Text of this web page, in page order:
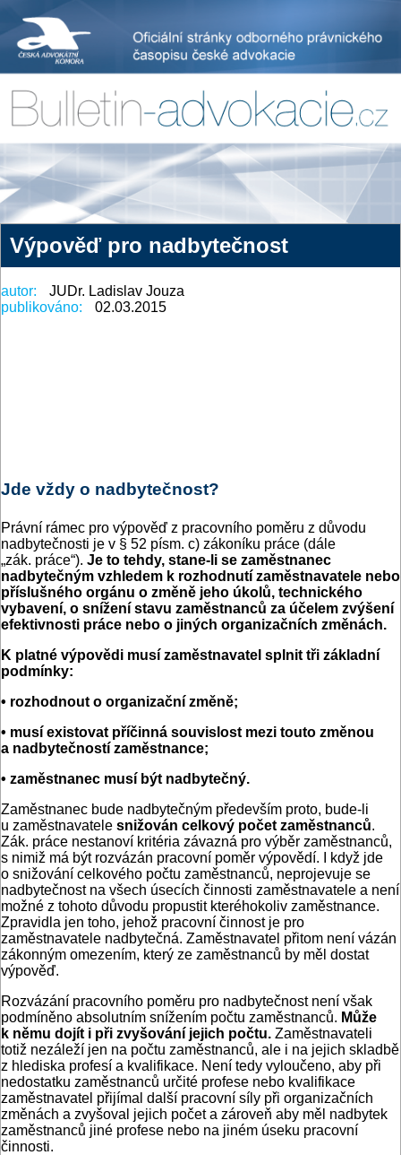
Výpověď pro nadbytečnost
autor:
JUDr. Ladislav Jouza
publikováno:
02.03.2015
Jde vždy o nadbytečnost?
Právní rámec pro výpověď z pracovního poměru z důvodu
nadbytečnosti je v § 52 písm. c) zákoníku práce (dále
„zák. práce“). Je to tehdy, stane-li se zaměstnanec
nadbytečným vzhledem k rozhodnutí zaměstnavatele nebo
příslušného orgánu o změně jeho úkolů, technického
vybavení, o snížení stavu zaměstnanců za účelem zvýšení
efektivnosti práce nebo o jiných organizačních změnách.
K platné výpovědi musí zaměstnavatel splnit tři základní
podmínky:
• rozhodnout o organizační změně;
• musí existovat příčinná souvislost mezi touto změnou
a nadbytečností zaměstnance;
• zaměstnanec musí být nadbytečný.
Zaměstnanec bude nadbytečným především proto, bude-li
u zaměstnavatele snižován celkový počet zaměstnanců.
Zák. práce nestanoví kritéria závazná pro výběr zaměstnanců,
s nimiž má být rozvázán pracovní poměr výpovědí. I když jde
o snižování celkového počtu zaměstnanců, neprojevuje se
nadbytečnost na všech úsecích činnosti zaměstnavatele a není
možné z tohoto důvodu propustit kteréhokoliv zaměstnance.
Zpravidla jen toho, jehož pracovní činnost je pro
zaměstnavatele nadbytečná. Zaměstnavatel přitom není vázán
zákonným omezením, který ze zaměstnanců by měl dostat
výpověď.
Rozvázání pracovního poměru pro nadbytečnost není však
podmíněno absolutním snížením počtu zaměstnanců. Může
k němu dojít i při zvyšování jejich počtu. Zaměstnavateli
totiž nezáleží jen na počtu zaměstnanců, ale i na jejich skladbě
z hlediska profesí a kvalifikace. Není tedy vyloučeno, aby při
nedostatku zaměstnanců určité profese nebo kvalifikace
zaměstnavatel přijímal další pracovní síly při organizačních
změnách a zvyšoval jejich počet a zároveň aby měl nadbytek
zaměstnanců jiné profese nebo na jiném úseku pracovní
činnosti.